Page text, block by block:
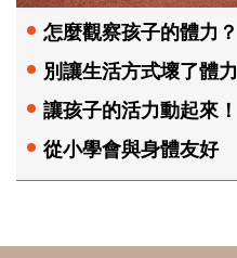
怎麼觀察孩子的體力？
別讓生活方式壞了體力
讓孩子的活力動起來！
從小學會與身體友好